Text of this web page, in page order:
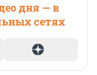
дня — в
сетях